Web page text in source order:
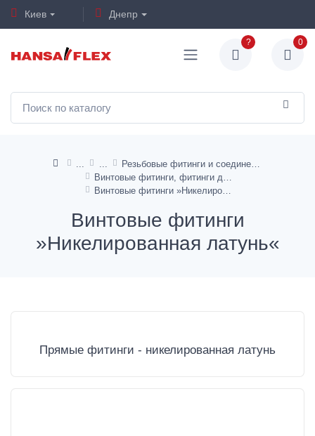
Киев Днепр
? 0
Винтовые фитинги
»Никелированная латунь«
Прямые фитинги - никелированная латунь